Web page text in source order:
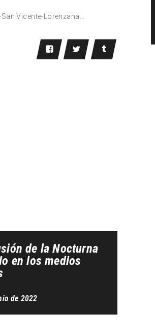
Vicente-Lorenzana…
DE
de la Nocturna
en los medios
de 2022